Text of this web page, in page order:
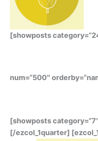
[showposts
num=“500″
[showposts
[/ezcol_1quarter]